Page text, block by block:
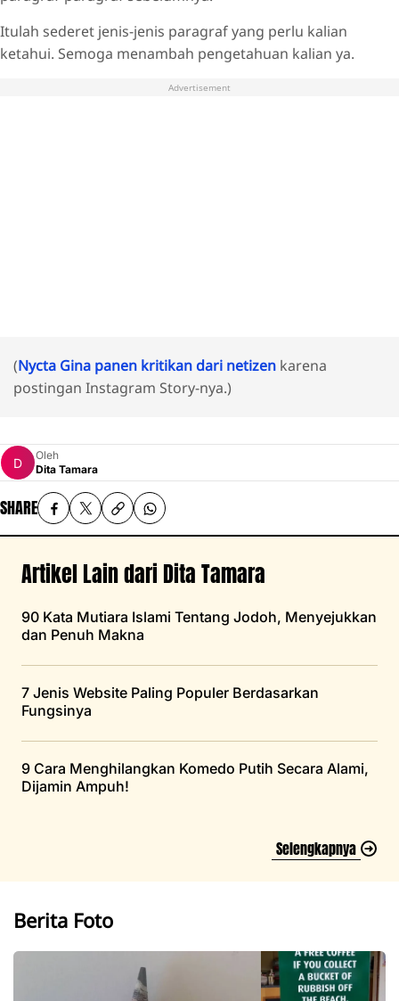
Itulah sederet jenis-jenis paragraf yang perlu kalian
ketahui. Semoga menambah pengetahuan kalian ya.
Advertisement
(Nycta Gina panen kritikan dari netizen karena
postingan Instagram Story-nya.)
Oleh
Dita Tamara
SHARE
Artikel Lain dari Dita Tamara
90 Kata Mutiara Islami Tentang Jodoh, Menyejukkan
dan Penuh Makna
7 Jenis Website Paling Populer Berdasarkan
Fungsinya
9 Cara Menghilangkan Komedo Putih Secara Alami,
Dijamin Ampuh!
Selengkapnya
Berita Foto